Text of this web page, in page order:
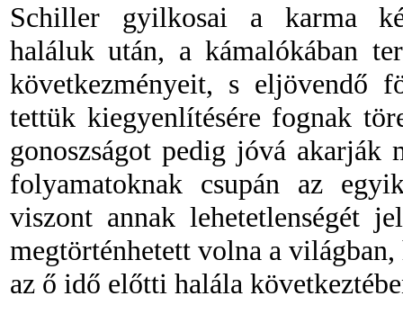
Schiller gyilkosai a karma
haláluk után, a kámalókában
következményeit, s eljövendő
tettük kiegyenlítésére fognak
gonoszságot pedig jóvá
folyamatoknak csupán az
viszont annak lehetetlenségét
megtörténhetett volna a világban,
az ő idő előtti halála